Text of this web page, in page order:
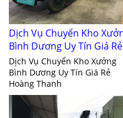
Dịch Vụ Chuyển Kho
Bình Dương Uy Tín Giá Rẻ
Dịch Vụ Chuyển Kho Xưởng
Bình Dương Uy Tín Giá Rẻ
Hoàng Thanh